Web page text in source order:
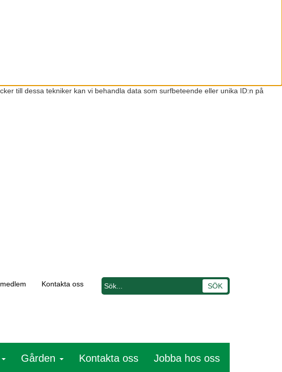
till dessa tekniker kan vi behandla data som surfbeteende eller unika ID:n på
Kontakta oss
Gården Kontakta oss Jobba hos oss